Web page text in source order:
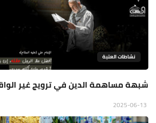
نشاطات العتبة
شبهة مساهمة الدين في ترويج غير